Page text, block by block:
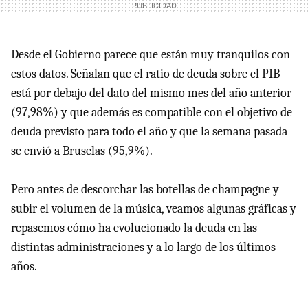
Desde el Gobierno parece que están muy tranquilos con
estos datos. Señalan que el ratio de deuda sobre el PIB
está por debajo del dato del mismo mes del año anterior
(97,98%) y que además es compatible con el objetivo de
deuda previsto para todo el año y que la semana pasada
se envió a Bruselas (95,9%).
Pero antes de descorchar las botellas de champagne y
subir el volumen de la música, veamos algunas gráficas y
repasemos cómo ha evolucionado la deuda en las
distintas administraciones y a lo largo de los últimos
años.